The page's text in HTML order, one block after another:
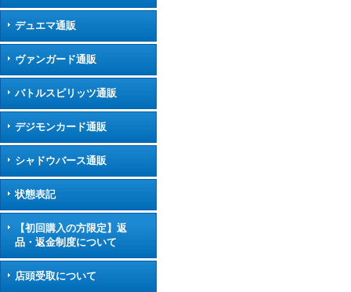
デュエマ通販
ヴァンガード通販
バトルスピリッツ通販
デジモンカード通販
シャドウバース通販
状態表記
【初回購入の方限定】返
品・返金制度について
店頭受取について